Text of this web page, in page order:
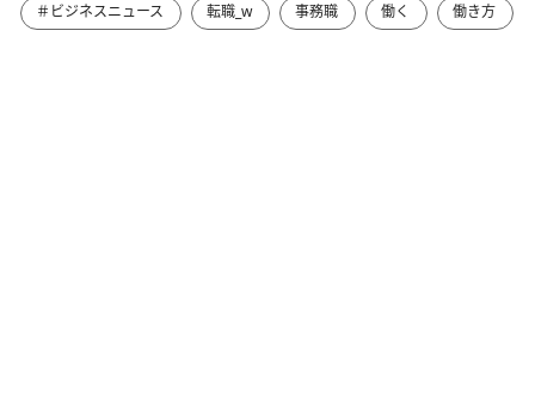
＃ビジネスニュース 転職_w 事務職 働く 働き方